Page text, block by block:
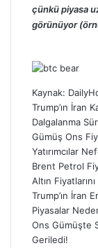
çünkü piyasa
görünüyor
Kaynak:
Trump’ın İran
Dalgalanma
Gümüş Ons
Yatırımcılar
Brent Petrol
Altın Fiyatlarını
Trump’ın İran
Piyasalar
Ons Gümüşte
Geriledi!